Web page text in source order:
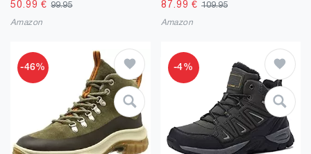
50.99 €99.95
Amazon
87.99 € 109.95
Amazon
-46% -4%